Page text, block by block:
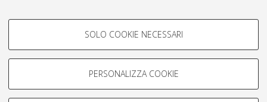
COOKIE DI PROFILAZIONE -
Si tratta di cookie utilizzati per analizzare le caratteristiche della
navigazione degli utenti, creare profili in base al loro comportamento
Mostra cookie di profilazione
SOLO COOKIE NECESSARI
PERSONALIZZA COOKIE
Impostazioni Cookie
Informativa sulla privacy
Condizioni d’uso del sito